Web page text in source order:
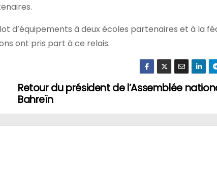
d’équipements à deux écoles partenaires et à la
ont pris part à ce relais.
Retour du président de l’Assemblée
Bahreïn